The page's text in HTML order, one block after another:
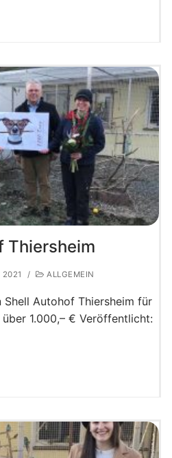
Thiersheim
2021 / ALLGEMEIN
Shell Autohof Thiersheim für
1.000,– € Veröffentlicht: